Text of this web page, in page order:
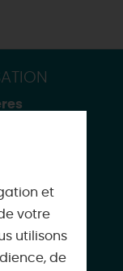
et
votre
utilisons
de